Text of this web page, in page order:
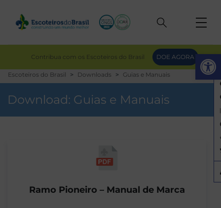
Contribua com os Escoteiros do Brasil DOE AGORA
Escoteiros do Brasil Downloads Guias e Manuais
Download: Guias e Manuais
Ramo Pioneiro – Manual de Marca